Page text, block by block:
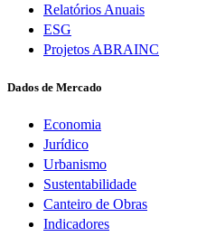
Relatórios Anuais
ESG
Projetos ABRAINC
Dados de Mercado
Economia
Jurídico
Urbanismo
Sustentabilidade
Canteiro de Obras
Indicadores